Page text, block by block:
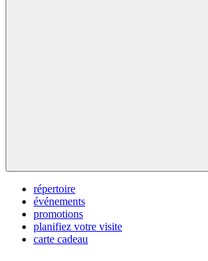
répertoire
événements
promotions
planifiez votre visite
carte cadeau